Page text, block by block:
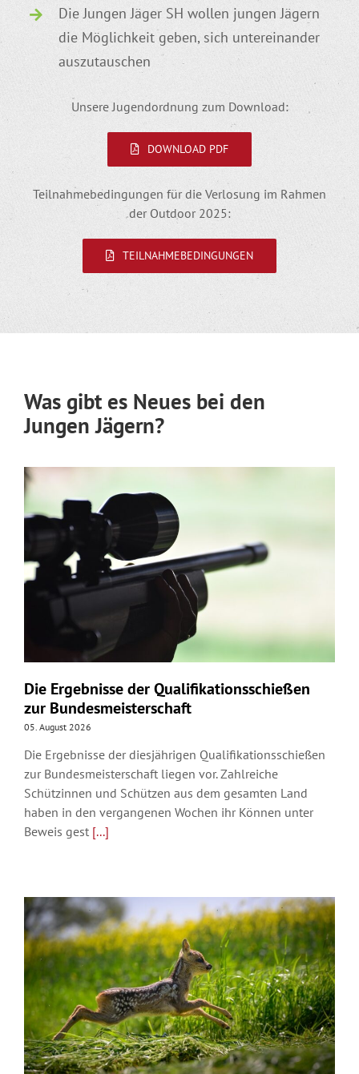
Die Jungen Jäger SH wollen jungen Jägern
die Möglichkeit geben, sich untereinander
auszutauschen
Unsere Jugendordnung zum Download:
DOWNLOAD PDF
Teilnahmebedingungen für die Verlosung im Rahmen
der Outdoor 2025:
TEILNAHMEBEDINGUNGEN
Was gibt es Neues bei den
Jungen Jägern?
Die Ergebnisse der Qualifikationsschießen
zur Bundesmeisterschaft
05. August 2026
Die Ergebnisse der diesjährigen Qualifikationsschießen
zur Bundesmeisterschaft liegen vor. Zahlreiche
Schützinnen und Schützen aus dem gesamten Land
haben in den vergangenen Wochen ihr Können unter
Beweis gest [...]